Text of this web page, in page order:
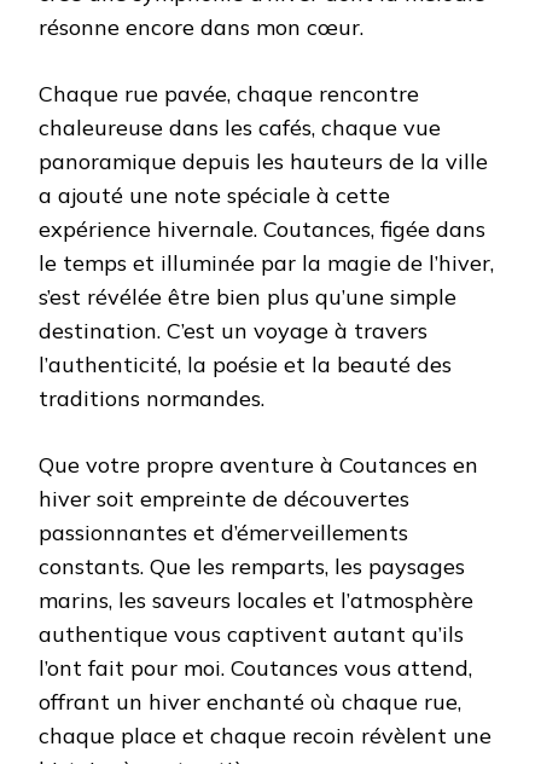
résonne encore dans mon cœur.
Chaque rue pavée, chaque rencontre
chaleureuse dans les cafés, chaque vue
panoramique depuis les hauteurs de la ville
a ajouté une note spéciale à cette
expérience hivernale. Coutances, figée dans
le temps et illuminée par la magie de l’hiver,
s’est révélée être bien plus qu’une simple
destination. C’est un voyage à travers
l’authenticité, la poésie et la beauté des
traditions normandes.
Que votre propre aventure à Coutances en
hiver soit empreinte de découvertes
passionnantes et d’émerveillements
constants. Que les remparts, les paysages
marins, les saveurs locales et l’atmosphère
authentique vous captivent autant qu’ils
l’ont fait pour moi. Coutances vous attend,
offrant un hiver enchanté où chaque rue,
chaque place et chaque recoin révèlent une